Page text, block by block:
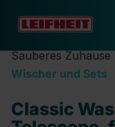
Zum Hauptinhalt
Sauberes Zuhause
Wischer und Sets
Classic